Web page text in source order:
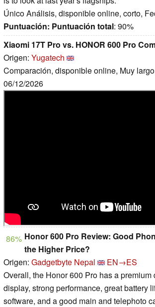
Único Análisis, disponible online, corto,
Puntuación: Puntuación total: 90%
Xiaomi 17T Pro vs. HONOR 600 Pro
Origen: Yugatech
Comparación, disponible online, Muy
06/12/2026
86% Honor 600 Pro Review: Good
the Higher Price?
Origen: Gadgetbyte Nepal
EN→ES
Overall, the Honor 600 Pro has a
display, strong performance, great battery
software, and a good main and telephoto